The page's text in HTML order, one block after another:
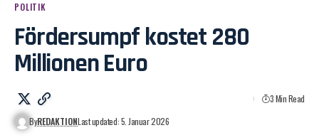
POLITIK
Fördersumpf kostet 280
Millionen Euro
ByREDAKTIONLast updated: 5. Januar 2026
3 Min Read